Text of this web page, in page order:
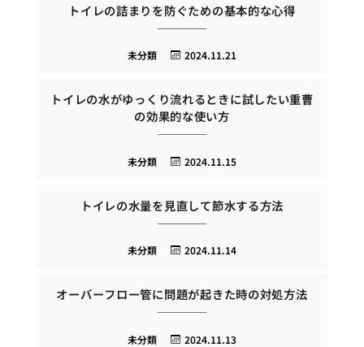
トイレの詰まりを防ぐための基本的な心得
2024.11.21
未分類
トイレの水がゆっくり流れるときに試したい重曹
の効果的な使い方
2024.11.15
未分類
トイレの水量を見直して節水する方法
2024.11.14
未分類
オーバーフロー管に問題が起きた時の対処方法
2024.11.13
未分類